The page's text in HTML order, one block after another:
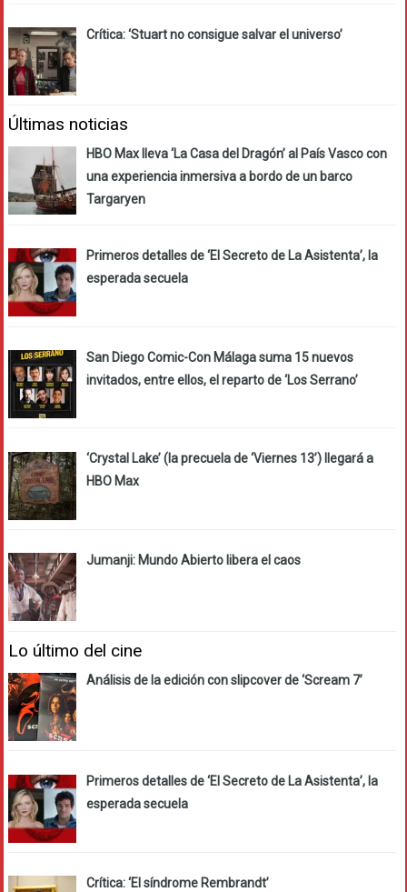
Crítica: ‘Stuart no consigue salvar el universo’
Últimas noticias
HBO Max lleva ‘La Casa del Dragón’ al País Vasco con
una experiencia inmersiva a bordo de un barco
Targaryen
Primeros detalles de ‘El Secreto de La Asistenta’, la
esperada secuela
San Diego Comic-Con Málaga suma 15 nuevos
invitados, entre ellos, el reparto de ‘Los Serrano’
‘Crystal Lake’ (la precuela de ‘Viernes 13’) llegará a
HBO Max
Jumanji: Mundo Abierto libera el caos
Lo último del cine
Análisis de la edición con slipcover de ‘Scream 7’
Primeros detalles de ‘El Secreto de La Asistenta’, la
esperada secuela
Crítica: ‘El síndrome Rembrandt’